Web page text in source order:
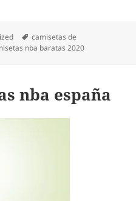
Etiquetas
camisetas de
nba baratas 2020
nba españa